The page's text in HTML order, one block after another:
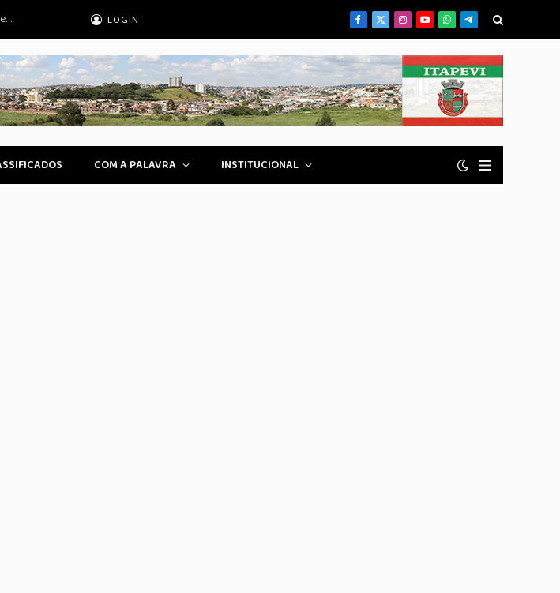
Dia dos Pais: Mensagem Especial e 5 Dicas para uma Viagem Inesquecível em Família LOGIN Facebook
X
(Twitter)
Instagram
YouTubeWhatsApp
Telegrama
COM A PALAVRA INSTITUCIONAL